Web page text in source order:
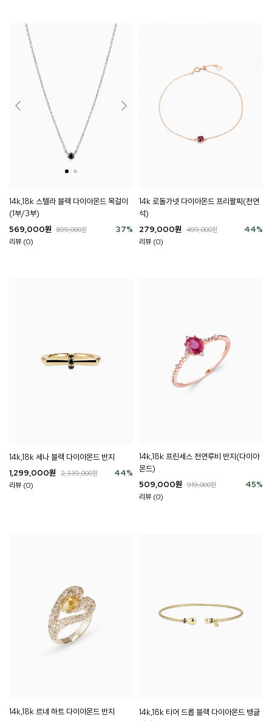
14k,18k 스텔라 블랙 다이아몬드 목걸이
(1부/3부)
37%
569,000원 899,000원
리뷰 (0)
14k 로돌가넷 다이아몬드 프리팔찌(천연
석)
44%
279,000원 499,000원
리뷰 (0)
14k,18k 세나 블랙 다이아몬드 반지
44%
1,299,000원 2,339,000원
리뷰 (0)
14k,18k 프린세스 천연루비 반지(다이아
몬드)
45%
509,000원 919,000원
리뷰 (0)
14k,18k 르네 하트 다이아몬드 반지
14k,18k 티어 드롭 블랙 다이아몬드 뱅글